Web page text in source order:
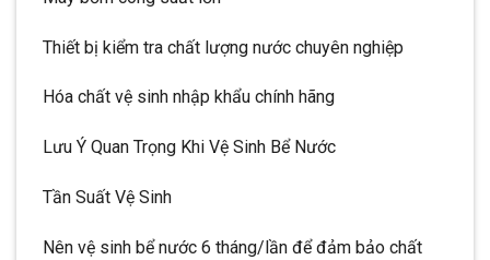
Thiết bị kiểm tra chất lượng nước chuyên nghiệp
Hóa chất vệ sinh nhập khẩu chính hãng
Lưu Ý Quan Trọng Khi Vệ Sinh Bể Nước
Tần Suất Vệ Sinh
Nên vệ sinh bể nước 6 tháng/lần để đảm bảo chất